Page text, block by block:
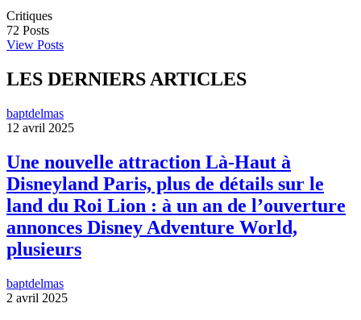
Critiques
72 Posts
View Posts
LES DERNIERS ARTICLES
baptdelmas
12 avril 2025
Une nouvelle attraction Là-Haut à
Disneyland Paris, plus de détails sur le
land du Roi Lion : à un an de l’ouverture
annonces Disney Adventure World,
plusieurs
baptdelmas
2 avril 2025